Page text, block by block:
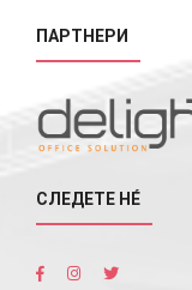
ПАРТНЕРИ
СЛЕДЕТЕ НÉ